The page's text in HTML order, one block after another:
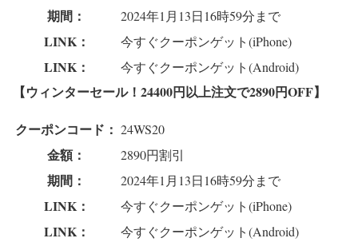
期間： 2024年1月13日16時59分まで
LINK： 今すぐクーポンゲット(iPhone)
LINK： 今すぐクーポンゲット(Android)
【ウィンターセール！24400円以上注文で2890円OFF】
クーポンコード： 24WS20
金額： 2890円割引
期間： 2024年1月13日16時59分まで
LINK： 今すぐクーポンゲット(iPhone)
LINK： 今すぐクーポンゲット(Android)